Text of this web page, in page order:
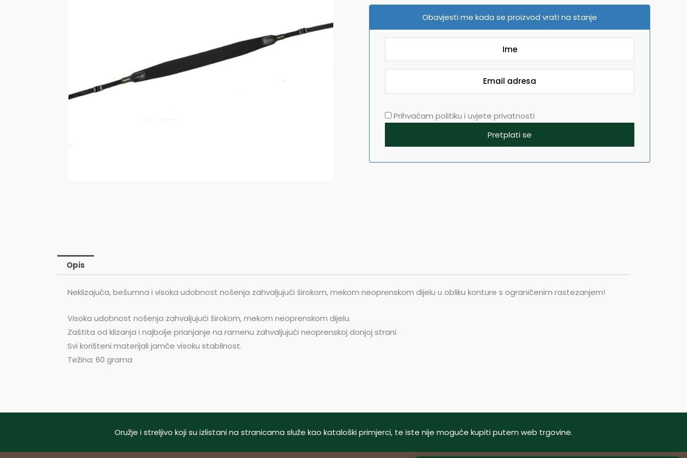
Obavjesti me kada se proizvod vrati na stanje
Prihvaćam politiku i uvjete privatnosti
Opis
Neklizajuća, bešumna i visoka udobnost nošenja zahvaljujući širokom, mekom neoprenskom dijelu u obliku konture s ograničenim rastezanjem!
Visoka udobnost nošenja zahvaljujući širokom, mekom neoprenskom dijelu.
Zaštita od klizanja i najbolje prianjanje na ramenu zahvaljujući neoprenskoj donjoj strani.
Svi korišteni materijali jamče visoku stabilnost.
Težina: 60 grama
Oružje i streljivo koji su izlistani na stranicama služe kao kataloški primjerci, te iste nije moguće kupiti putem web trgovine.